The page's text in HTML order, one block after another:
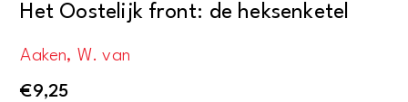
Het Oostelijk front: de heksenketel
Aaken, W. van
€9,25